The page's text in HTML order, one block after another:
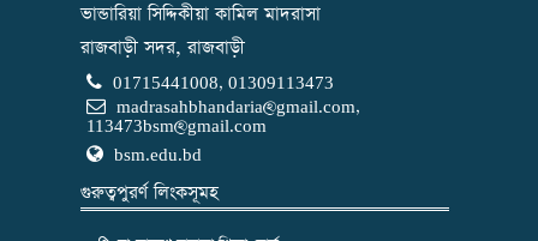
ভান্ডারিয়া সিদ্দিকীয়া কামিল মাদরাসা
রাজবাড়ী সদর, রাজবাড়ী
01715441008, 01309113473
madrasahbhandaria@gmail.com,
113473bsm@gmail.com
bsm.edu.bd
গুরুত্বপুরর্ণ লিংকসূমহ